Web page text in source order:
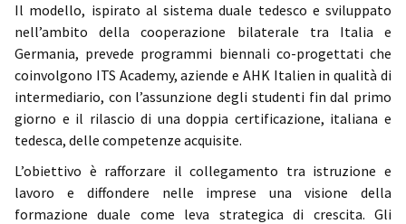
Il modello, ispirato al sistema duale tedesco e sviluppato
nell’ambito della cooperazione bilaterale tra Italia e
Germania, prevede programmi biennali co-progettati che
coinvolgono ITS Academy, aziende e AHK Italien in qualità di
intermediario, con l’assunzione degli studenti fin dal primo
giorno e il rilascio di una doppia certificazione, italiana e
tedesca, delle competenze acquisite.
L’obiettivo è rafforzare il collegamento tra istruzione e
lavoro e diffondere nelle imprese una visione della
formazione duale come leva strategica di crescita. Gli